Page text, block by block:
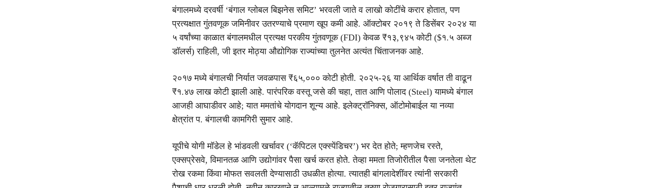
बंगालमध्ये दरवर्षी ‘बंगाल ग्लोबल बिझनेस समिट’ भरवली जाते व लाखो कोटींचे करार होतात, पण
प्रत्यक्षात गुंतवणूक जमिनीवर उतरण्याचे प्रमाण खूप कमी आहे. ऑक्टोबर २०१९ ते डिसेंबर २०२४ या
५ वर्षांच्या काळात बंगालमधील प्रत्यक्ष परकीय गुंतवणूक (FDI) केवळ ₹१३,९४५ कोटी ($१.५ अब्ज
डॉलर्स) राहिली, जी इतर मोठ्या औद्योगिक राज्यांच्या तुलनेत अत्यंत चिंताजनक आहे.
२०१७ मध्ये बंगालची निर्यात जवळपास ₹६५,००० कोटी होती. २०२५-२६ या आर्थिक वर्षात ती वाढून
₹१.४७ लाख कोटी झाली आहे. पारंपरिक वस्तू जसे की चहा, तात आणि पोलाद (Steel) यामध्ये बंगाल
आजही आघाडीवर आहे; यात ममतांचे योगदान शून्य आहे. इलेक्ट्रॉनिक्स, ऑटोमोबाईल या नव्या
क्षेत्रांत प. बंगालची कामगिरी सुमार आहे.
यूपीचे योगी मॉडेल हे भांडवली खर्चावर (‘कॅपिटल एक्स्पेंडिचर’) भर देत होते; म्हणजेच रस्ते,
एक्सप्रेसवे, विमानतळ आणि उद्योगांवर पैसा खर्च करत होते. तेव्हा ममता तिजोरीतील पैसा जनतेला थेट
रोख रकमा किंवा मोफत सवलती देण्यासाठी उधळीत होत्या. त्यातही बांगलादेशींवर त्यांनी सरकारी